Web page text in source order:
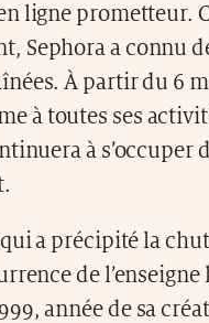
ligne prometteur.
Sephora a connu
À partir du 6
à toutes ses
à s’occuper
a précipité la
de
année de sa